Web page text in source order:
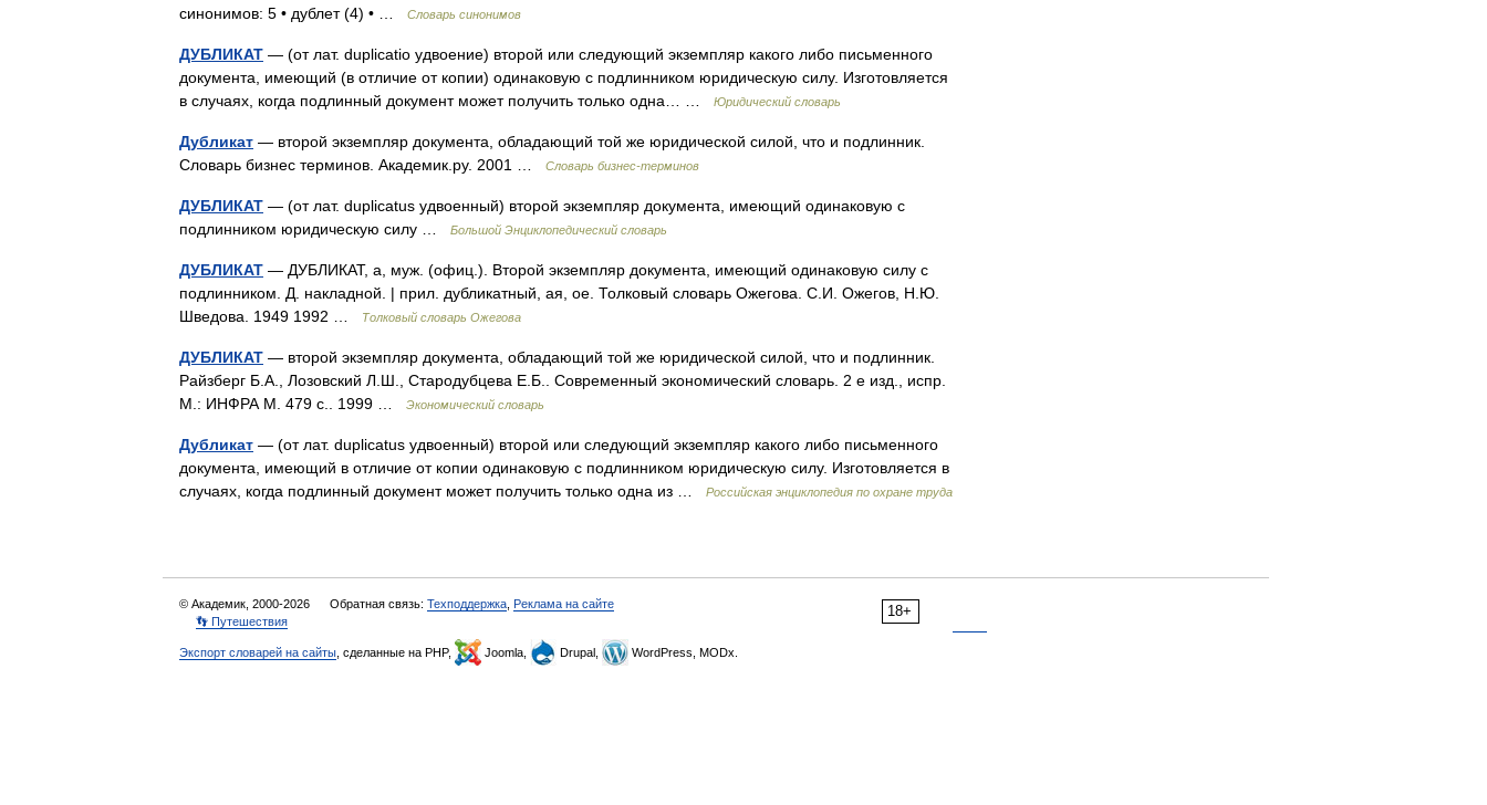
синонимов: 5 • дублет (4) • …
Словарь синонимов
ДУБЛИКАТ — (от лат. duplicatio удвоение) второй или следующий экземпляр какого либо письменного
документа, имеющий (в отличие от копии) одинаковую с подлинником юридическую силу. Изготовляется
в случаях, когда подлинный документ может получить только одна… …
Юридический словарь
Дубликат — второй экземпляр документа, обладающий той же юридической силой, что и подлинник.
Словарь бизнес терминов. Академик.ру. 2001 …
Словарь бизнес-терминов
ДУБЛИКАТ — (от лат. duplicatus удвоенный) второй экземпляр документа, имеющий одинаковую с
подлинником юридическую силу …
Большой Энциклопедический словарь
ДУБЛИКАТ — ДУБЛИКАТ, а, муж. (офиц.). Второй экземпляр документа, имеющий одинаковую силу с
подлинником. Д. накладной. | прил. дубликатный, ая, ое. Толковый словарь Ожегова. С.И. Ожегов, Н.Ю.
Шведова. 1949 1992 …
Толковый словарь Ожегова
ДУБЛИКАТ — второй экземпляр документа, обладающий той же юридической силой, что и подлинник.
Райзберг Б.А., Лозовский Л.Ш., Стародубцева Е.Б.. Современный экономический словарь. 2 е изд., испр.
М.: ИНФРА М. 479 с.. 1999 …
Экономический словарь
Дубликат — (от лат. duplicatus удвоенный) второй или следующий экземпляр какого либо письменного
документа, имеющий в отличие от копии одинаковую с подлинником юридическую силу. Изготовляется в
случаях, когда подлинный документ может получить только одна из …
Российская энциклопедия по охране труда
18+
© Академик, 2000-2026 Обратная связь: Техподдержка Реклама на сайте
👣 Путешествия
Экспорт словарей на сайты , сделанные на PHP, Joomla, Drupal, WordPress, MODx.